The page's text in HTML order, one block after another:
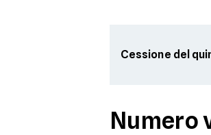
Cessione del
Numero